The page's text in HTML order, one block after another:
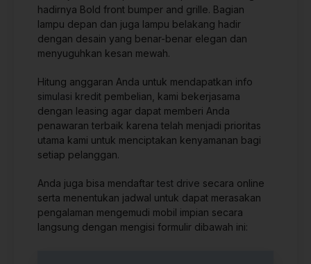
hadirnya Bold front bumper and grille. Bagian
lampu depan dan juga lampu belakang hadir
dengan desain yang benar-benar elegan dan
menyuguhkan kesan mewah.
Hitung anggaran Anda untuk mendapatkan info
simulasi kredit pembelian kami bekerjasama
dengan leasing agar dapat memberi Anda
penawaran terbaik karena telah menjadi prioritas
utama kami untuk menciptakan kenyamanan bagi
setiap pelanggan.
Anda juga bisa mendaftar test drive secara online
serta menentukan jadwal untuk dapat merasakan
pengalaman mengemudi mobil impian secara
langsung dengan mengisi formulir dibawah ini: